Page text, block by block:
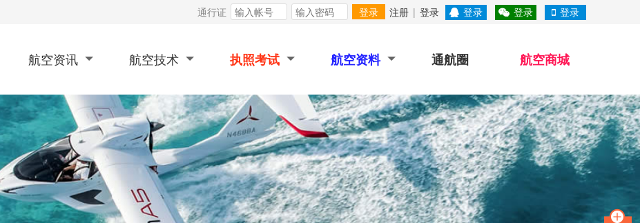
通行证 登录 注册 | 登录 登录 登录 登录
航空资讯 航空技术 执照考试 航空资料 通航圈 航空商城